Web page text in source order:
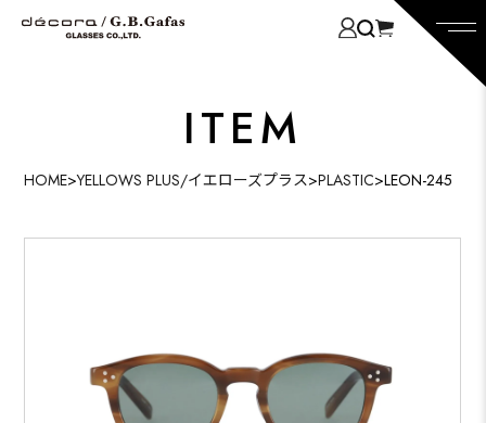
ITEM
HOME>YELLOWS PLUS/イエローズプラス>PLASTIC>LEON-245